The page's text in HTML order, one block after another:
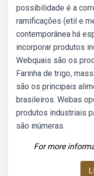
possibilidade é a
ramificações (etil e
contemporânea há
incorporar produtos
Webquais são os
Farinha de trigo,
são os principais
brasileiros. Webas
produtos industriais
são inúmeras.
For more